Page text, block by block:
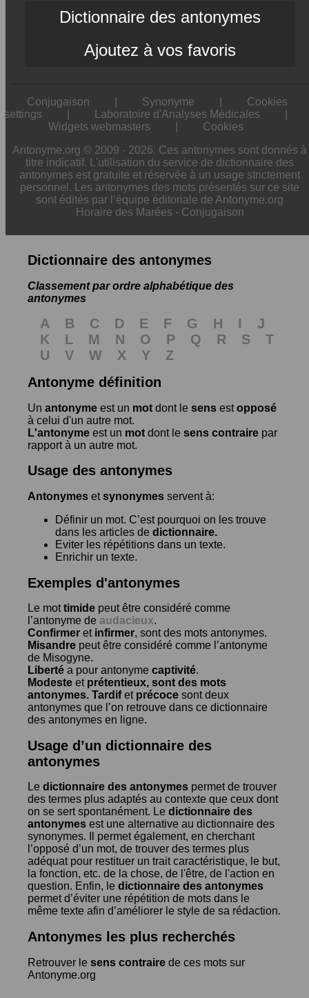
Dictionnaire des antonymes
Ajoutez à vos favoris
Conjugaison Synonyme
Cookies
settings
Laboratoire d'Analyses Médicales
Widgets webmasters
Cookies
Antonyme.org © 2009 - 2026. Ces antonymes sont donnés à
titre indicatif. L'utilisation du service de dictionnaire des
antonymes est gratuite et réservée à un usage strictement
personnel. Les antonymes des mots présentés sur ce site
sont édités par l’équipe éditoriale de Antonyme.org
Horaire des Marées - Conjugaison
Dictionnaire des antonymes
Classement par ordre alphabétique des
antonymes
A B C D E F G H I
J
K
L M N O P Q R S
T
U
V W X Y
Z
Antonyme définition
Un antonyme est un mot dont le sens estopposé
à celui d'un autre mot.
L'antonyme est un mot dont le sens contraire par
rapport à un autre mot.
Usage des antonymes
Antonymes etsynonymes servent à:
Définir un mot. C’est pourquoi on les trouve
dans les articles de dictionnaire.
Eviter les répétitions dans un texte.
Enrichir un texte.
Exemples d'antonymes
Le mottimide peut être considéré comme
l’antonyme de audacieux.
Confirmer et infirmer, sont des mots antonymes.
Misandre peut être considéré comme l’antonyme
de Misogyne.
Liberté a pour antonyme captivité.
Modeste et prétentieux, sont des mots
antonymes. Tardifet précoce sont deux
antonymes que l’on retrouve dans ce dictionnaire
des antonymes en ligne.
Usage d’un dictionnaire des
antonymes
Le dictionnaire des antonymes permet de trouver
des termes plus adaptés au contexte que ceux dont
on se sert spontanément. Le dictionnaire des
antonymes est une alternative au dictionnaire des
synonymes. Il permet également, en cherchant
l’opposé d’un mot, de trouver des termes plus
adéquat pour restituer un trait caractéristique, le but,
la fonction, etc. de la chose, de l'être, de l'action en
question. Enfin, le dictionnaire des antonymes
permet d’éviter une répétition de mots dans le
même texte afin d’améliorer le style de sa rédaction.
Antonymes les plus recherchés
Retrouver le sens contraire de ces mots sur
Antonyme.org